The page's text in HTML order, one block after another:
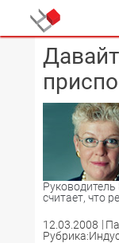
считает, что
12.03.2008